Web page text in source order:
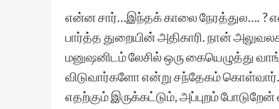
என்ன சார்…இந்தக் காலை நேரத்துல…. ?
பார்த்த துறையின் அதிகாரி. நான்
மனுஷனிடம் லேசில் ஒரு கையெழுத்து
விடுவார்களோ என்று சந்தேகம் கொள்வார்.
எதற்கும் இருக்கட்டும், அப்புறம்